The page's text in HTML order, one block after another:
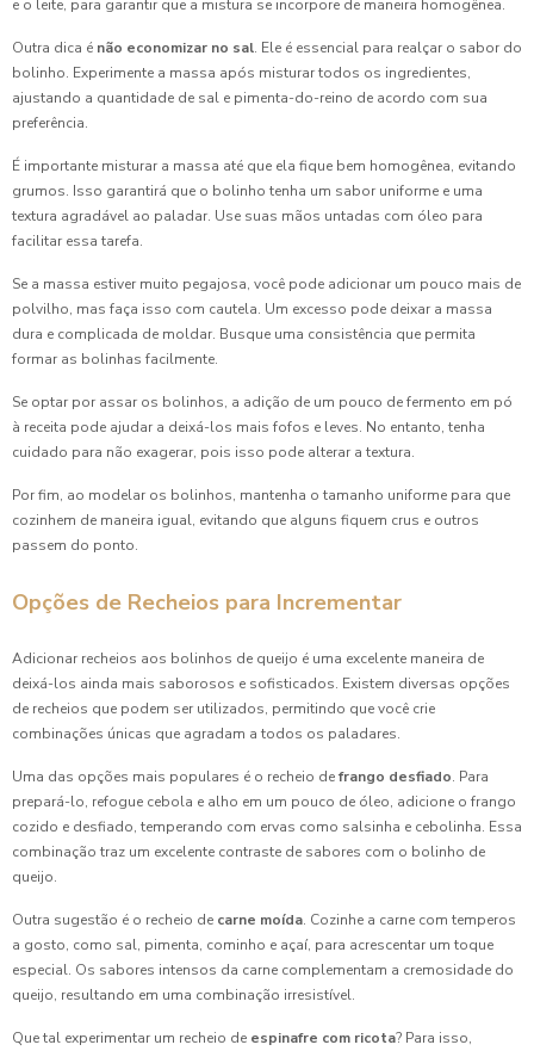
Coxinha para Aniversário é a Escolha Perfeita para
Coxinha para Aniversário é a Opção Perfeita para
Surpreender Seus Convidados
Coxinha para Aniversário: A Escolha Perfeita para Seus
Convidados
Coxinha para Aniversário: Delícias que Não Podem Faltar
na Sua Festa
Coxinha para Festa de Aniversário
Coxinha para Festa de Aniversário
Coxinha para Festa de Aniversário: Como Preparar e Servir
Coxinha para Festa de Aniversário: Delícia Garantida
Coxinha para festa de aniversário: Delícias que Encantam
os Convidados
Coxinha para Festa de Aniversário: Receitas Deliciosas
Evento
Coxinha para Festa Preço Justo
Coxinha para Festa Preço: Descubra as Melhores Opções
Coxinha para Festa Preço Acessível e Deliciosa
Coxinha para Festa Preço Atraente e Deliciosa
Coxinha para Festa Preço: Descubra as Melhores Opções e
Preços Competitivos
Coxinha para Festa Preço: Descubra Onde Encontrar as
e o leite, para garantir que a mistura se incorpore de maneira homogênea.
Outra dica é não economizar no sal. Ele é essencial para realçar o sabor do
bolinho. Experimente a massa após misturar todos os ingredientes,
ajustando a quantidade de sal e pimenta-do-reino de acordo com sua
preferência.
É importante misturar a massa até que ela fique bem homogênea, evitando
grumos. Isso garantirá que o bolinho tenha um sabor uniforme e uma
textura agradável ao paladar. Use suas mãos untadas com óleo para
facilitar essa tarefa.
Se a massa estiver muito pegajosa, você pode adicionar um pouco mais de
polvilho, mas faça isso com cautela. Um excesso pode deixar a massa
dura e complicada de moldar. Busque uma consistência que permita
formar as bolinhas facilmente.
Se optar por assar os bolinhos, a adição de um pouco de fermento em pó
à receita pode ajudar a deixá-los mais fofos e leves. No entanto, tenha
cuidado para não exagerar, pois isso pode alterar a textura.
Por fim, ao modelar os bolinhos, mantenha o tamanho uniforme para que
cozinhem de maneira igual, evitando que alguns fiquem crus e outros
passem do ponto.
Opções de Recheios para Incrementar
Adicionar recheios aos bolinhos de queijo é uma excelente maneira de
deixá-los ainda mais saborosos e sofisticados. Existem diversas opções
de recheios que podem ser utilizados, permitindo que você crie
combinações únicas que agradam a todos os paladares.
Uma das opções mais populares é o recheio defrango desfiado. Para
prepará-lo, refogue cebola e alho em um pouco de óleo, adicione o frango
cozido e desfiado, temperando com ervas como salsinha e cebolinha. Essa
combinação traz um excelente contraste de sabores com o bolinho de
queijo.
Outra sugestão é o recheio de carne moída. Cozinhe a carne com temperos
a gosto, como sal, pimenta, cominho e açaí, para acrescentar um toque
especial. Os sabores intensos da carne complementam a cremosidade do
queijo, resultando em uma combinação irresistível.
Que tal experimentar um recheio de espinafre com ricota? Para isso,